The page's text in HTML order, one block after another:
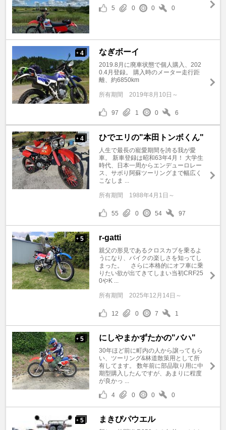
5
0 0 0
+ 4 なぎボーイ
2019.8月に廃車状態で個人購入、202
0.4月登録。 購入時のメーター走行距
離、約6850km
所有期間 2019年8月10日～
97 1 0 6
+ 4 ひでエリの"本田トンボくん"
人生で最長の寵愛期間を誇る我が愛
車。 新車登録は昭和63年4月！ 大学生
時代、日本一周からエンデューロレー
ス、サボり阿蘇ツーリングまで幅広く
こなしま ...
所有期間 1988年4月1日～
55 0 54 97
+ 5 r-gatti
親父の形見であるクロスカブを乗るよ
うになり、バイクの楽しさを知ってし
まった。 さらに本格的にオフ車に乗
りたい欲が出てきてしまい当初CRF25
0やK ...
所有期間 2025年12月14日～
12 0 7 1
+ 5 にしやまかずたかの"バハ"
30年ほど前に町内の人から譲ってもら
い、ツーリング&林道散策用として所
有してます。 数年前に部品取り用に中
期型購入したんですが、あまりに程度
が良かっ ...
4
0 0 0
+ 5 まきぴパウエル